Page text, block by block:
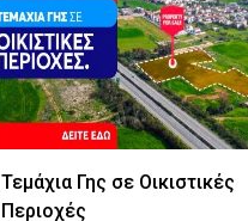
Τεμάχια Γης σε Οικιστικές
Περιοχές